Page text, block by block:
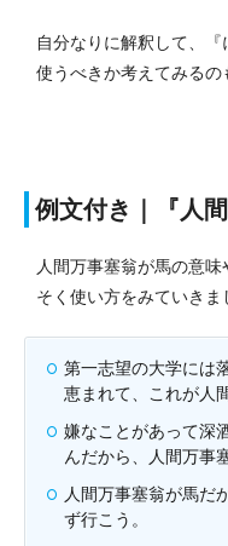
自分なりに解釈して、
使うべきか考えてみるの
例文付き｜『人
人間万事塞翁が馬の意
そく使い方をみていきま
第一志望の大学には
恵まれて、これが人
嫌なことがあって深
んだから、人間万事
人間万事塞翁が馬だ
ず行こう。